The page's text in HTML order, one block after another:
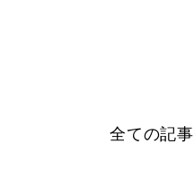
全ての記事